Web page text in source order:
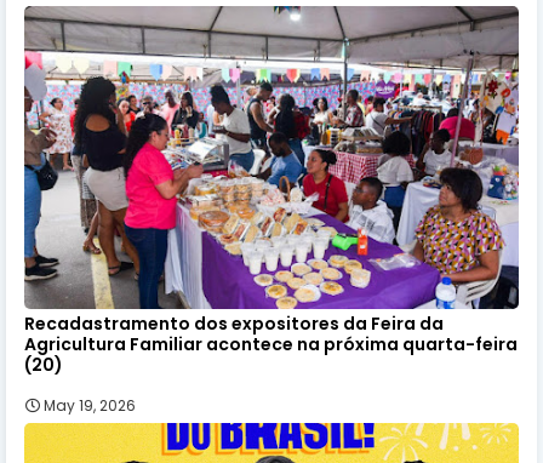
Recadastramento dos expositores da Feira da
Agricultura Familiar acontece na próxima quarta-feira
(20)
May 19, 2026